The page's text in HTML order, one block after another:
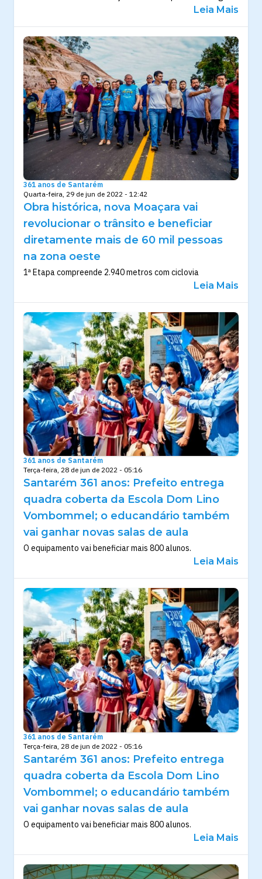
Leia Mais
361 anos de Santarém
Quarta-feira, 29 de jun de 2022 - 12:42
Obra histórica, nova Moaçara vai
revolucionar o trânsito e beneficiar
diretamente mais de 60 mil pessoas
na zona oeste
1ª Etapa compreende 2.940 metros com ciclovia
Leia Mais
361 anos de Santarém
Terça-feira, 28 de jun de 2022 - 05:16
Santarém 361 anos: Prefeito entrega
quadra coberta da Escola Dom Lino
Vombommel; o educandário também
vai ganhar novas salas de aula
O equipamento vai beneficiar mais 800 alunos.
Leia Mais
361 anos de Santarém
Terça-feira, 28 de jun de 2022 - 05:16
Santarém 361 anos: Prefeito entrega
quadra coberta da Escola Dom Lino
Vombommel; o educandário também
vai ganhar novas salas de aula
O equipamento vai beneficiar mais 800 alunos.
Leia Mais